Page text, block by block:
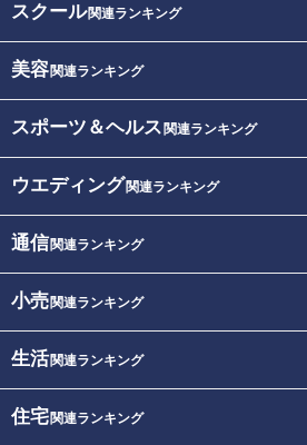
スクール関連ランキング
美容関連ランキング
スポーツ＆ヘルス 関連ランキング
ウエディング関連ランキング
通信関連ランキング
小売関連ランキング
生活関連ランキング
住宅関連ランキング